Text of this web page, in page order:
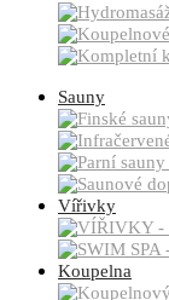
Sauny
Vířivky
Koupelna